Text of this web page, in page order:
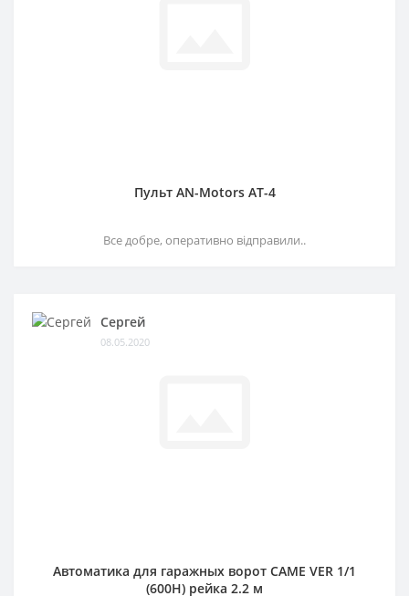
Пульт AN-Motors AT-4
Все добре, оперативно відправили..
Сергей
08.05.2020
Автоматика для гаражных ворот CAME VER 1/1
(600H) рейка 2.2 м